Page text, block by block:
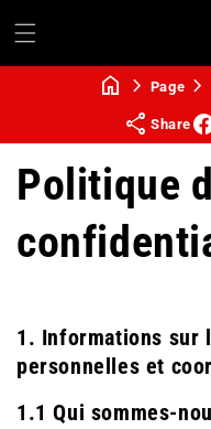
Page
Share
Politique
1. Informations sur
personnelles et
1.1 Qui sommes-